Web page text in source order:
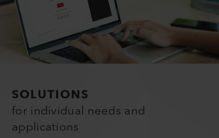
SOLUTIONS
for individual needs and
applications